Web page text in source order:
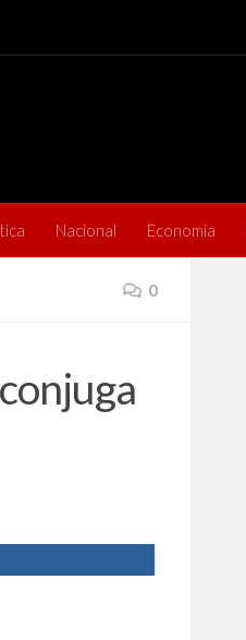
Nacional Economia
0